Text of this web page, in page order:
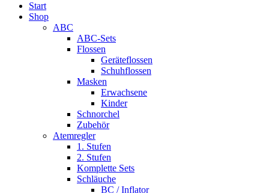
Start
Shop
ABC
ABC-Sets
Flossen
Geräteflossen
Schuhflossen
Masken
Erwachsene
Kinder
Schnorchel
Zubehör
Atemregler
1. Stufen
2. Stufen
Komplette Sets
Schläuche
BC / Inflator